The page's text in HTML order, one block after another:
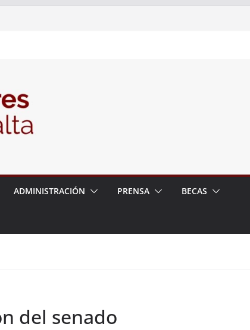
ADMINISTRACIÓN PRENSA BECAS
del senado